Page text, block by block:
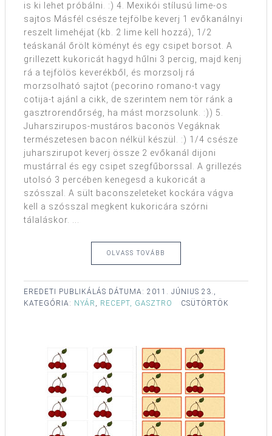
is ki lehet próbálni. :) 4. Mexikói stílusú lime-os
sajtos Másfél csésze tejfölbe keverj 1 evőkanálnyi
reszelt limehéjat (kb. 2 lime kell hozzá), 1/2
teáskanál őrölt köményt és egy csipet borsot. A
grillezett kukoricát hagyd hűlni 3 percig, majd kenj
rá a tejfölös keverékből, és morzsolj rá
morzsolható sajtot (pecorino romano-t vagy
cotija-t ajánl a cikk, de szerintem nem tör ránk a
gasztrorendőrség, ha mást morzsolunk. :)) 5.
Juharszirupos-mustáros baconös Vegáknak
természetesen bacon nélkül készül. :) 1/4 csésze
juharszirupot keverj össze 2 evőkanál dijoni
mustárral és egy csipet szegfűborssal. A grillezés
utolsó 3 percében kenegesd a kukoricát a
szósszal. A sült baconszeleteket kockára vágva
kell a szósszal megkent kukoricára szórni
tálaláskor. ...
OLVASS TOVÁBB
EREDETI PUBLIKÁLÁS DÁTUMA: 2011. JÚNIUS 23.,
CSÜTÖRTÖK
KATEGÓRIA: NYÁR , RECEPT, GASZTRO